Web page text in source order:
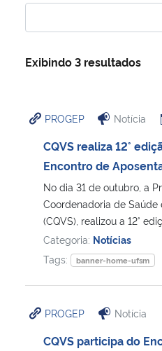
Ministério da Infraestrutura
Ministério da Cidadania
Ministério de Minas e Energia
Ministério da Ciência, Tecnologia,
Ministério do Meio Ambiente
Ministério do Desenvolvimento Regional
Exibindo 3 resultados
PROGEP Notícia
CQVS realiza 12°
Encontro de
No dia 31 de outubro, a
Coordenadoria de
(CQVS), realizou a 12°
Categoria: Notícias
Tags:
banner-home-ufsm
PROGEP Notícia
CQVS participa do